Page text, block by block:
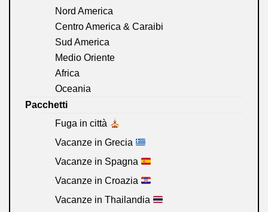
Nord America
Centro America & Caraibi
Sud America
Medio Oriente
Africa
Oceania
Pacchetti
Fuga in città
Vacanze in Grecia
Vacanze in Spagna
Vacanze in Croazia
Vacanze in Thailandia